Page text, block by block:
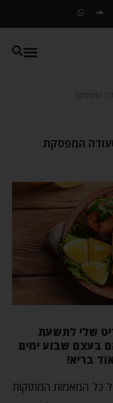
המפסקת
המפסקת
שלי לתשעת
בעצם שבוע ימים
בריא!
כל המאמות המתוקות